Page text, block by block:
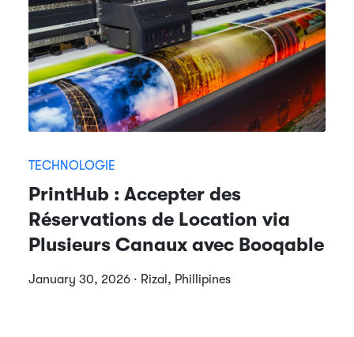
TECHNOLOGIE
PrintHub : Accepter des
Réservations de Location via
Plusieurs Canaux avec Booqable
January 30, 2026 · Rizal, Phillipines